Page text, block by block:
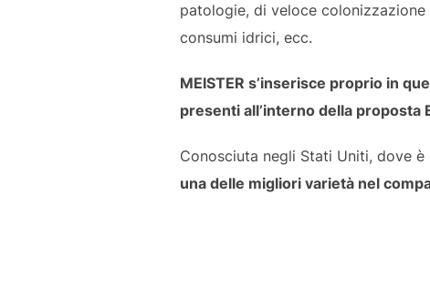
patologie, di veloce
consumi idrici, ecc.
MEISTER s’inserisce proprio in
presenti all’interno della proposta
Conosciuta negli Stati Uniti, dove
una delle migliori varietà nel